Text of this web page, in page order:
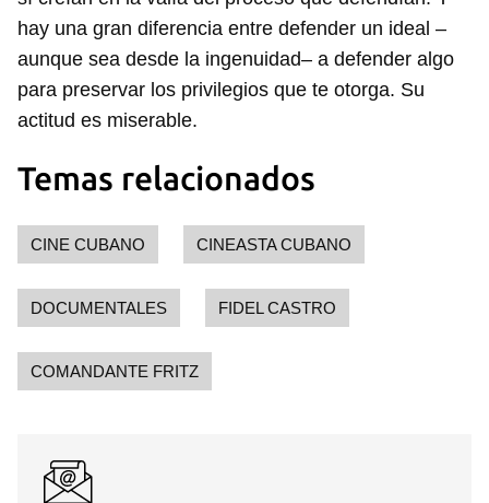
hay una gran diferencia entre defender un ideal –
aunque sea desde la ingenuidad– a defender algo
para preservar los privilegios que te otorga. Su
actitud es miserable.
Temas relacionados
CINE CUBANO CINEASTA CUBANO
DOCUMENTALES FIDEL CASTRO
COMANDANTE FRITZ